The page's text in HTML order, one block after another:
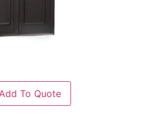
To Quote